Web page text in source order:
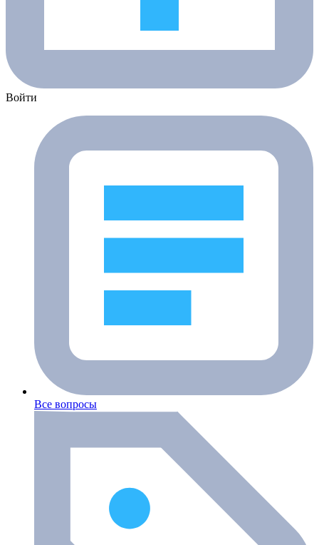
Войти
Все вопросы